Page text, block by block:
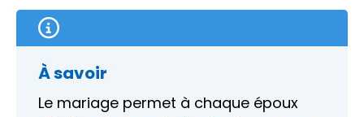
À savoir
Le mariage permet à chaque époux